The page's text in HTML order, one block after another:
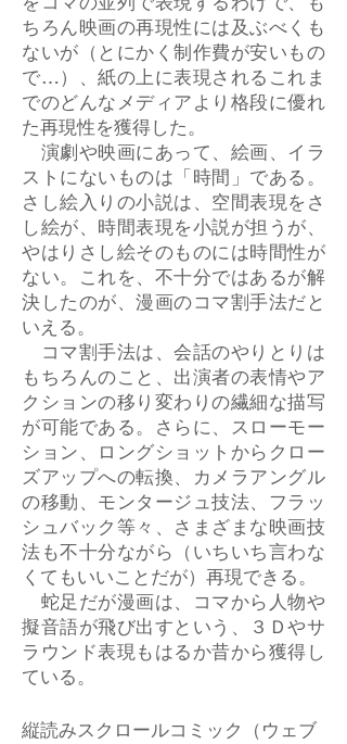
ちろん映画の再現性には及ぶべくも
ないが（とにかく制作費が安いもの
で…）、紙の上に表現されるこれま
でのどんなメディアより格段に優れ
た再現性を獲得した。
演劇や映画にあって、絵画、イラ
ストにないものは「時間」である。
さし絵入りの小説は、空間表現をさ
し絵が、時間表現を小説が担うが、
やはりさし絵そのものには時間性が
ない。これを、不十分ではあるが解
決したのが、漫画のコマ割手法だと
いえる。
コマ割手法は、会話のやりとりは
もちろんのこと、出演者の表情やア
クションの移り変わりの繊細な描写
が可能である。さらに、スローモー
ション、ロングショットからクロー
ズアップへの転換、カメラアングル
の移動、モンタージュ技法、フラッ
シュバック等々、さまざまな映画技
法も不十分ながら（いちいち言わな
くてもいいことだが）再現できる。
蛇足だが漫画は、コマから人物や
擬音語が飛び出すという、３Ｄやサ
ラウンド表現もはるか昔から獲得し
ている。
縦読みスクロールコミック（ウェブ